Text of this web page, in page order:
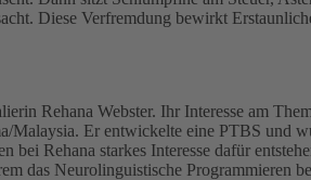
Diese Verfremdung bewirkt
Rehana Webster. Ihr Interesse am
Malaysia. Er entwickelte eine PTBS und
Rehana starkes Interesse dafür
das Neurolinguistische